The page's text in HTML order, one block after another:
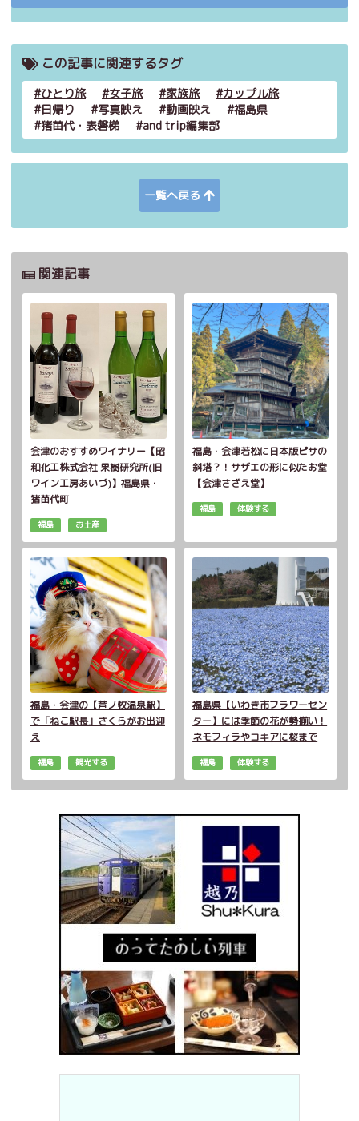
この記事に関連するタグ
ひとり旅 女子旅 家族旅
カップル旅
日帰り
写真映え 動画映え
福島県
猪苗代・表磐梯
and trip編集部
一覧へ戻る
関連記事
会津のおすすめワイナリー【昭
和化工株式会社 果樹研究所(旧
ワイン工房あいづ)】福島県・
猪苗代町
福島 お土産
福島・会津若松に日本版ピサの
斜塔？！サザエの形に似たお堂
【会津さざえ堂】
福島 体験する
福島・会津の【芦ノ牧温泉駅】
で「ねこ駅長」さくらがお出迎
え
福島 観光する
福島県【いわき市フラワーセン
ター】には季節の花が勢揃い！
ネモフィラやコキアに桜まで
福島 体験する